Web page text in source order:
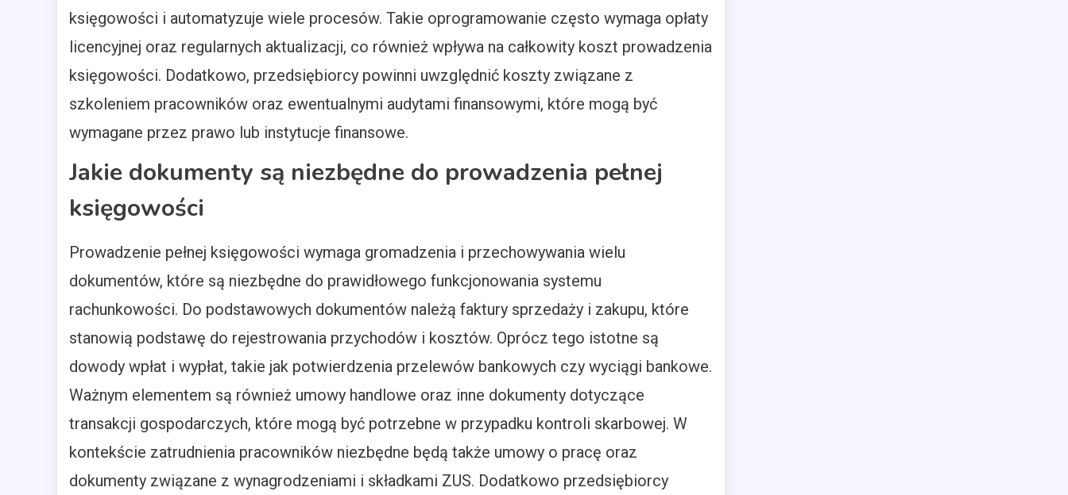
księgowości i automatyzuje wiele procesów. Takie oprogramowanie często wymaga opłaty
licencyjnej oraz regularnych aktualizacji, co również wpływa na całkowity koszt prowadzenia
księgowości. Dodatkowo, przedsiębiorcy powinni uwzględnić koszty związane z
szkoleniem pracowników oraz ewentualnymi audytami finansowymi, które mogą być
wymagane przez prawo lub instytucje finansowe.
Jakie dokumenty są niezbędne do prowadzenia pełnej
księgowości
Prowadzenie pełnej księgowości wymaga gromadzenia i przechowywania wielu
dokumentów, które są niezbędne do prawidłowego funkcjonowania systemu
rachunkowości. Do podstawowych dokumentów należą faktury sprzedaży i zakupu, które
stanowią podstawę do rejestrowania przychodów i kosztów. Oprócz tego istotne są
dowody wpłat i wypłat, takie jak potwierdzenia przelewów bankowych czy wyciągi bankowe.
Ważnym elementem są również umowy handlowe oraz inne dokumenty dotyczące
transakcji gospodarczych, które mogą być potrzebne w przypadku kontroli skarbowej. W
kontekście zatrudnienia pracowników niezbędne będą także umowy o pracę oraz
dokumenty związane z wynagrodzeniami i składkami ZUS. Dodatkowo przedsiębiorcy